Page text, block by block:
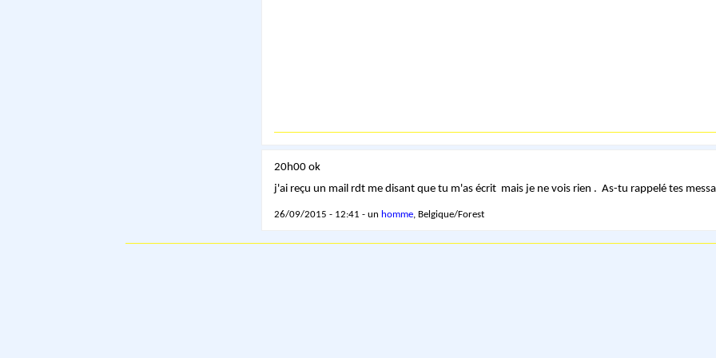
20h00 ok
j'ai reçu un mail rdt me disant que tu m'as écrit mais je ne vois rien . As-tu rappelé tes
26/09/2015 - 12:41 - un homme, Belgique/Forest